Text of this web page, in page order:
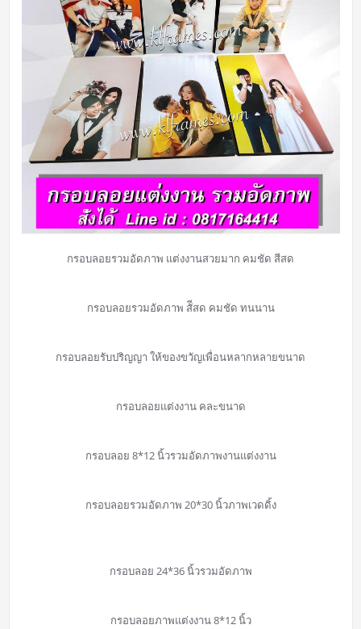
กรอบลอยรวมอัดภาพ แต่งงานสวยมาก คมชัด สีสด
กรอบลอยรวมอัดภาพ สัีสด คมชัด ทนนาน
กรอบลอยรับปริญญา ให้ของขวัญเพื่อนหลากหลายขนาด
กรอบลอยแต่งงาน คละขนาด
กรอบลอย 8*12 นิ้วรวมอัดภาพงานแต่งงาน
กรอบลอยรวมอัดภาพ 20*30 นิ้วภาพเวดดิ้ง
กรอบลอย 24*36 นิ้วรวมอัดภาพ
กรอบลอยภาพแต่งงาน 8*12 นิ้ว